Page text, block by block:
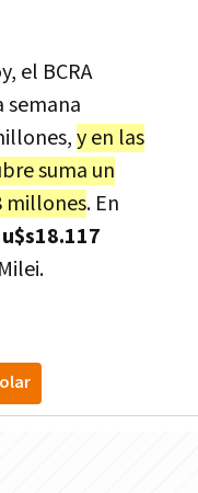
el BCRA
semana
y en las
suma un
millones. En
u$s18.117